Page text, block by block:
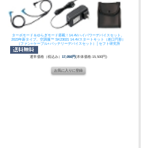
ターボモード＆ゆらぎモード搭載！14.4Vハイパワーデバイスセット。
2023年新タイプ。 空調服™ SK23021 14.4Vスタートキット（差口円形）
（ファン+ケーブル+バッテリーデバイスセット）│セフト研究所
通常価格（税込み） 17,050円(本体価格:15,500円)